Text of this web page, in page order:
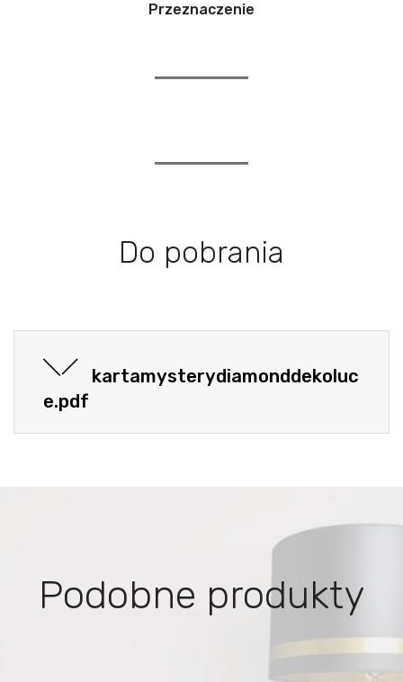
Przeznaczenie
Do pobrania
kartamysterydiamonddekoluc
e.pdf
Podobne produkty